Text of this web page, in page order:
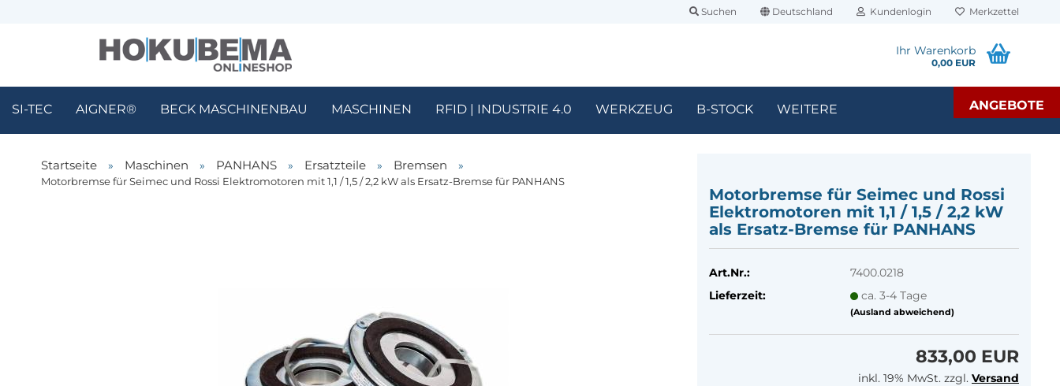
Suchen Deutschland Kundenlogin Merkzettel
Ihr Warenkorb
0,00 EUR
SI-TEC AIGNER® BECK MASCHINENBAU MASCHINEN RFID | INDUSTRIE 4.0 WERKZEUG B-STOCK ANGEBOTE
WEITERE
Startseite » Maschinen » PANHANS » Ersatzteile » Bremsen »
Motorbrem­se für Seimec und Rossi Elektromotoren mit 1,1 / 1,5 / 2,2 kW als Ersatz-​​Brem­se für PAN­HANS
Mo­tor­b­rem­se für Sei­mec und Rossi
Elek­tro­mo­to­ren mit 1,1 / 1,5 / 2,2 kW
als Ersatz-​​​Brem­se für PAN­HANS
Art.Nr.:
7400.0218
Lieferzeit:
ca. 3-4 Tage
(Ausland abweichend)
833,00 EUR
inkl. 19% MwSt. zzgl. Versand